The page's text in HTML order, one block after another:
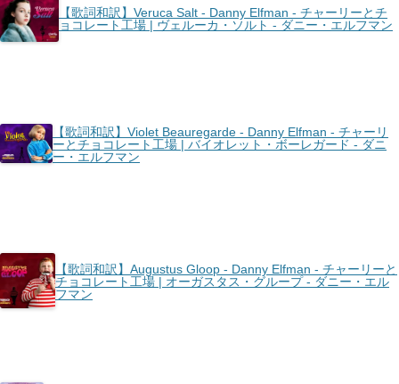
【歌詞和訳】Veruca Salt - Danny Elfman - チャーリーとチ
ョコレート工場 | ヴェルーカ・ソルト - ダニー・エルフマン
【歌詞和訳】Violet Beauregarde - Danny Elfman - チャーリ
ーとチョコレート工場 | バイオレット・ボーレガード - ダニ
ー・エルフマン
【歌詞和訳】Augustus Gloop - Danny Elfman - チャーリーと
チョコレート工場 | オーガスタス・グループ - ダニー・エル
フマン